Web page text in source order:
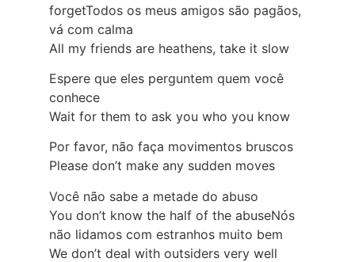
forgetTodos os meus amigos são pagãos,
vá com calma
All my friends are heathens, take it slow
Espere que eles perguntem quem você
conhece
Wait for them to ask you who you know
Por favor, não faça movimentos bruscos
Please don’t make any sudden moves
Você não sabe a metade do abuso
You don’t know the half of the abuseNós
não lidamos com estranhos muito bem
We don’t deal with outsiders very well